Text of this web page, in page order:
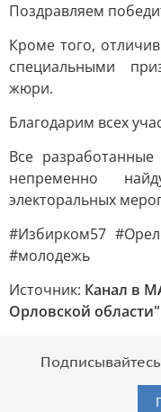
Поздравляем
Кроме того,
специальными
жюри.
Благодарим всех
Все
непременно
электоральных
#Избирком57
#молодежь
Источник: Канал в
Орловской области"